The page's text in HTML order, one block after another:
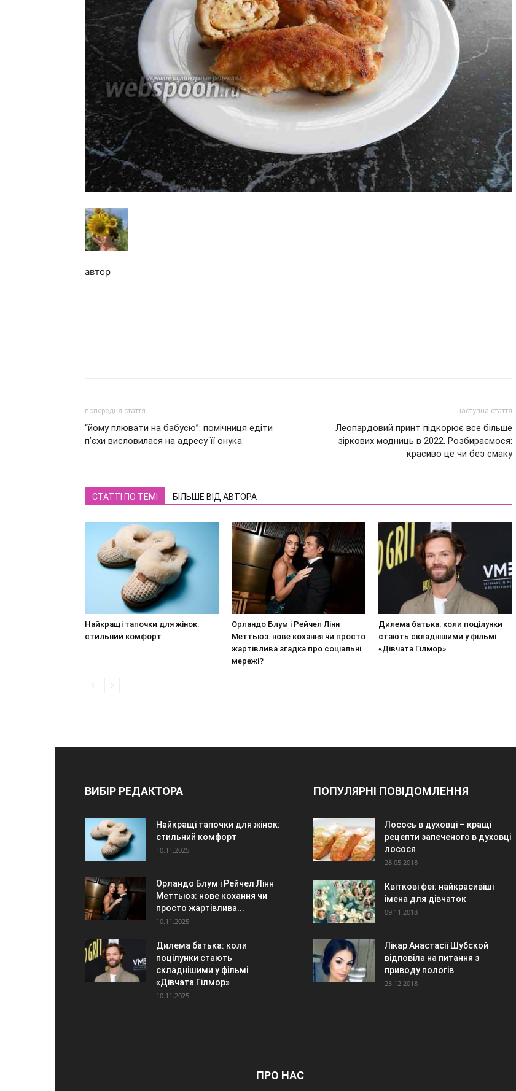
автор
попередня стаття
“йому плювати на бабусю”: помічниця едіти
п’єхи висловилася на адресу її онука
наступна стаття
Леопардовий принт підкорює все більше
зіркових модниць в 2022. Розбираємося:
красиво це чи без смаку
СТАТТІ ПО ТЕМІ БІЛЬШЕ ВІД АВТОРА
Найкращі тапочки для жінок:
стильний комфорт
Орландо Блум і Рейчел Лінн
Меттьюз: нове кохання чи просто
жартівлива згадка про соціальні
мережі?
Дилема батька: коли поцілунки
стають складнішими у фільмі
«Дівчата Гілмор»
ВИБІР РЕДАКТОРА
Найкращі тапочки для жінок:
стильний комфорт
10.11.2025
Орландо Блум і Рейчел Лінн
Меттьюз: нове кохання чи
просто жартівлива...
10.11.2025
Дилема батька: коли
поцілунки стають
складнішими у фільмі
«Дівчата Гілмор»
10.11.2025
ПОПУЛЯРНІ ПОВІДОМЛЕННЯ
Лосось в духовці – кращі
рецепти запеченого в духовці
лосося
28.05.2018
Квіткові феї: найкрасивіші
імена для дівчаток
09.11.2018
Лікар Анастасії Шубской
відповіла на питання з
приводу пологів
23.12.2018
ПРО НАС